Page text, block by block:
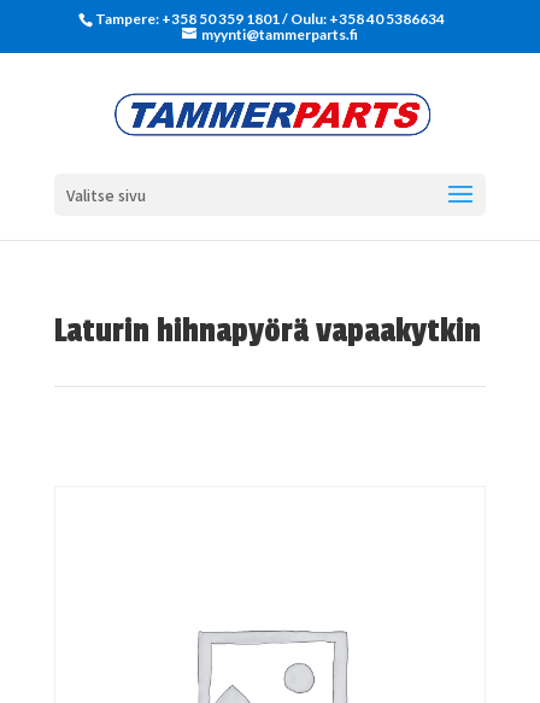
Tampere: +358 50 359 1801‬ / Oulu: +358 40 5386634
myynti@tammerparts.fi
Valitse sivu
Laturin hihnapyörä vapaakytkin